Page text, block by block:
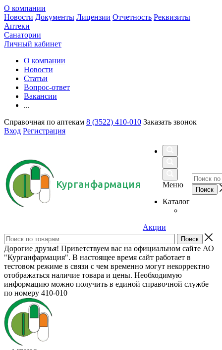
О компании
Новости Документы Лицензии Отчетность Реквизиты
Аптеки
Санатории
Личный кабинет
О компании
Новости
Статьи
Вопрос-ответ
Вакансии
...
Справочная по аптекам 8 (3522) 410-010 Заказать звонок
Вход Регистрация
Курганфармация
Меню
Каталог
Акции
Дорогие друзья! Приветствуем вас на официальном сайте АО
"Курганфармация". В настоящее время сайт работает в
тестовом режиме в связи с чем временно могут некорректно
отображаться наличие товара и цены. Необходимую
информацию можно получить в единой справочной службе
по номеру 410-010